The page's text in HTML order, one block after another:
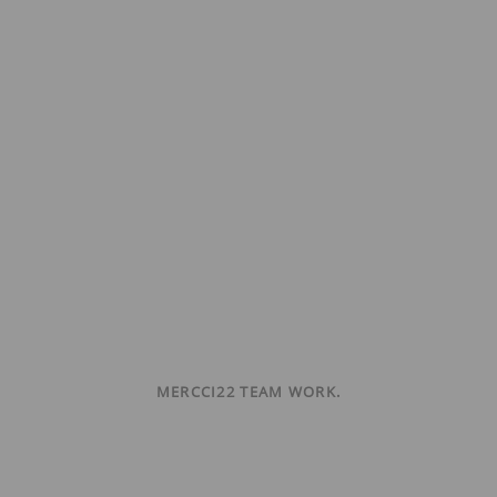
MERCCI22 TEAM WORK.